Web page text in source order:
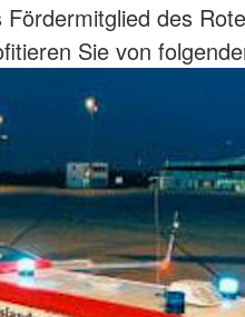
Fördermitglied des
Sie von